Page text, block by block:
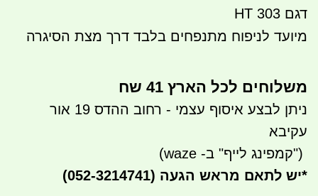
דגם HT 303
מיועד לניפוח מתנפחים בלבד דרך מצת הסיגרה
משלוחים לכל הארץ 41 שח
ניתן לבצע איסוף עצמי - רחוב ההדס 19 אור
עקיבא
")קמפינג לייף" ב- waze)
*יש לתאם מראש הגעה (052-3214741)